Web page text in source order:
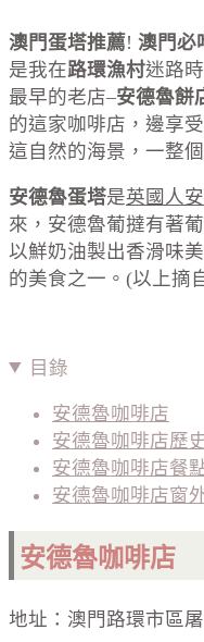
澳門蛋塔推薦! 澳門必
是我在路環漁村迷路
最早的老店–安德魯餅
的這家咖啡店，邊享
這自然的海景，一整個
安德魯蛋塔是英國人
來，安德魯葡撻有著
以鮮奶油製出香滑味
的美食之一。(以上摘
目錄
安德魯咖啡店
安德魯咖啡店歷
安德魯咖啡店餐
安德魯咖啡店窗
安德魯咖啡店
地址：澳門路環市區